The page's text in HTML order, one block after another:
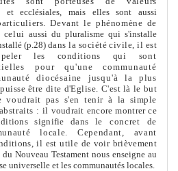
et ecclésiales, mais elles sont aussi
Devant le phénomène de
celuiaussi du pluralisme qui s'installe
(p.28) dans la société civile, il est
les conditions qui sont
pour qu'une communauté
diocésaine jusqu'à la plus
être dite d'Eglise. C'est là le but
voudrait pas s'en tenir à la simple
: il voudrait encore montrer ce
signifie dans le concret de
locale. Cependant, avant
il est utile de voir brièvement
du Nouveau Testament nous enseigne au
universelle et les communautés locales.